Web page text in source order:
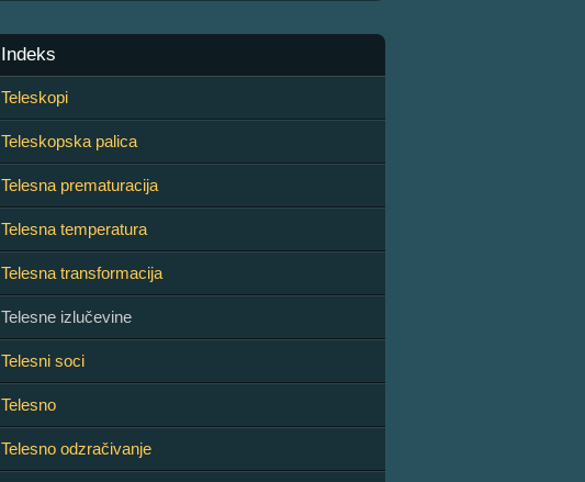
Indeks
Teleskopi
Teleskopska palica
Telesna prematuracija
Telesna temperatura
Telesna transformacija
Telesne izlučevine
Telesni soci
Telesno
Telesno odzračivanje